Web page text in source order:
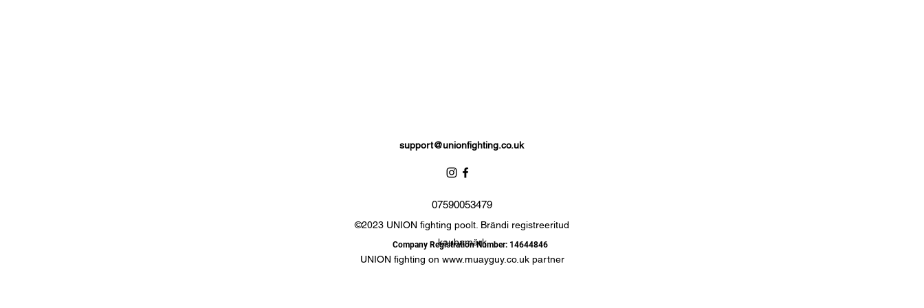
support@unionfighting.co.uk
07590053479
©2023 UNION fighting poolt. Brändi registreeritud
kaubamärk
UNION fighting on www.muayguy.co.ukpartner
Company Registration Number: 14644846